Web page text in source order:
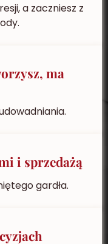
a zaczniesz z
ma
i sprzedażą
gardła.